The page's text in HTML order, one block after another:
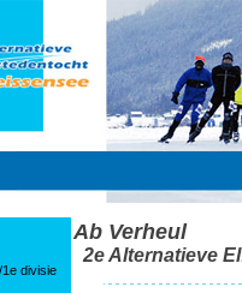
divisie
Ab Verheul
2e Alternatieve